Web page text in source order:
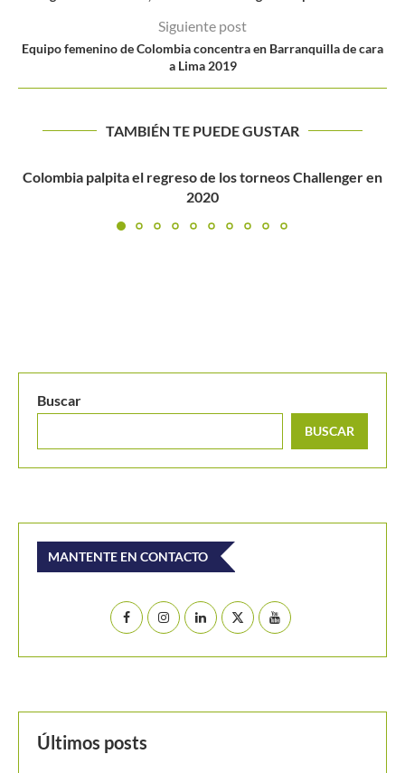
Siguiente post
Equipo femenino de Colombia concentra en Barranquilla de cara
a Lima 2019
TAMBIÉN TE PUEDE GUSTAR
en
NADAL «EL OBJETIVO ES LLEGAR LO
Buscar
BUSCAR
MANTENTE EN CONTACTO
Últimos posts